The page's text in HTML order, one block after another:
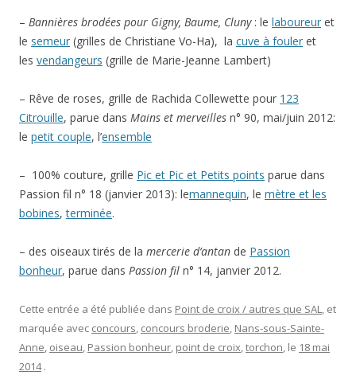
– Bannières brodées pour Gigny, Baume, Cluny : le laboureur et
le semeur (grilles de Christiane Vo-Ha), la cuve à fouler et
les vendangeurs (grille de Marie-Jeanne Lambert)
– Rêve de roses, grille de Rachida Collewette pour 123
Citrouille, parue dans Mains et merveilles n° 90, mai/juin 2012:
le petit couple, l’ensemble
– 100% couture, grille Pic et Pic et Petits points parue dans
Passion fil n° 18 (janvier 2013): lemannequin, le mètre et les
bobines,terminée.
– des oiseaux tirés de la mercerie d’antan de Passion
bonheur, parue dans Passion fil n° 14, janvier 2012.
Cette entrée a été publiée dans Point de croix / autres que SAL
, et
marquée avec concours concours broderie Nans-sous-Sainte-
Anne oiseau Passion bonheur point de croix torchon , le 18 mai
2014 .